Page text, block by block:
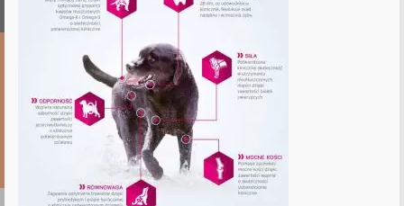
eukanuba-infografika-audite
16 marca 2016 Dodaj komentarz Maciej Dutko
DODAJ
KOMENTARZ